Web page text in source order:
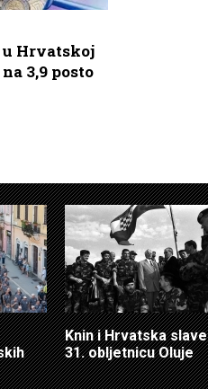
Hrvatskoj
3,9 posto
Knin i Hrvatska slave
31. obljetnicu Oluje